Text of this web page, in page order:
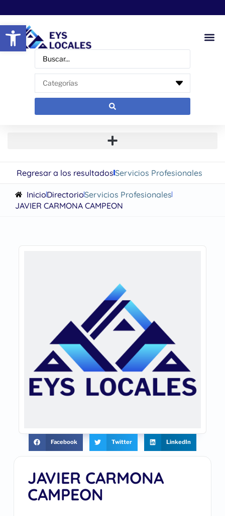
Abrir barra de herramientas
Regresar a los resultadosServicios Profesionales
InicioDirectorioServicios Profesionales
JAVIER CARMONA CAMPEON
JAVIER CARMONA
CAMPEON
Facebook Twitter LinkedIn